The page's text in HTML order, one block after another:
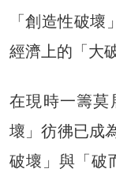
「創造性破
經濟上的「大
在現時一籌莫
壞」彷彿已成
破壞」與「破